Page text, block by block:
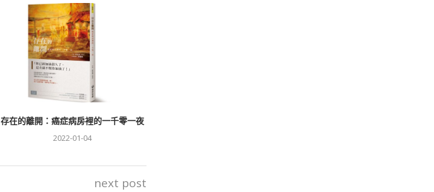
存在的離開：癌症病房裡的一千零一夜
2022-01-04
next post